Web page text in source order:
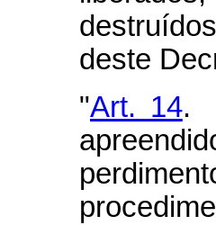
deste
"Art. 14.